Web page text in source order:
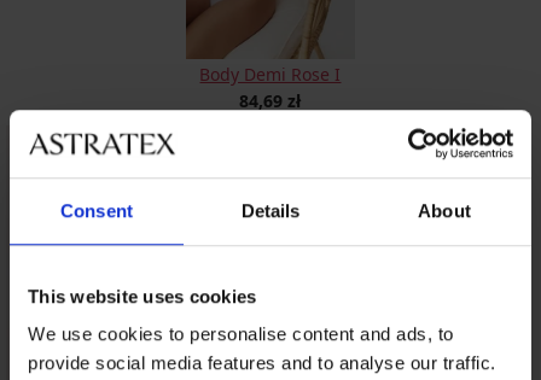
Consent Details About
This website uses cookies
We use cookies to personalise content and ads, to
provide social media features and to analyse our traffic.
Body Demi Rose I
84,69 zł